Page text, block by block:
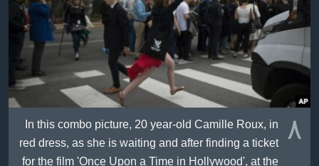
٨ In this combo picture, 20 year-old Camille Roux, in
red dress, as she is waiting and after finding a ticket